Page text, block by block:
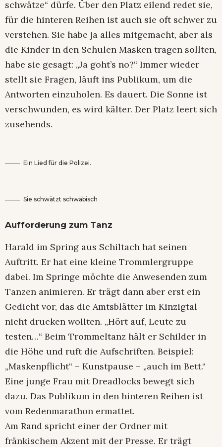
schwätze“ dürfe. Über den Platz eilend redet sie,
für die hinteren Reihen ist auch sie oft schwer zu
verstehen. Sie habe ja alles mitgemacht, aber als
die Kinder in den Schulen Masken tragen sollten,
habe sie gesagt: „Ja goht’s no?“ Immer wieder
stellt sie Fragen, läuft ins Publikum, um die
Antworten einzuholen. Es dauert. Die Sonne ist
verschwunden, es wird kälter. Der Platz leert sich
zusehends.
Ein Lied für die Polizei.
Sie schwätzt schwäbisch
Aufforderung zum Tanz
Harald im Spring aus Schiltach hat seinen
Auftritt. Er hat eine kleine Trommlergruppe
dabei. Im Springe möchte die Anwesenden zum
Tanzen animieren. Er trägt dann aber erst ein
Gedicht vor, das die Amtsblätter im Kinzigtal
nicht drucken wollten. „Hört auf, Leute zu
testen…“ Beim Trommeltanz hält er Schilder in
die Höhe und ruft die Aufschriften. Beispiel:
„Maskenpflicht“ – Kunstpause – „auch im Bett.“
Eine junge Frau mit Dreadlocks bewegt sich
dazu. Das Publikum in den hinteren Reihen ist
vom Redenmarathon ermattet.
Am Rand spricht einer der Ordner mit
fränkischem Akzent mit der Presse. Er trägt